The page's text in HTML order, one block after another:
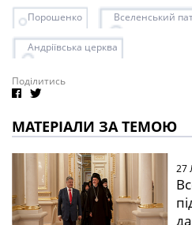
Порошенко
Вселенський
Андріївська церква
Поділитись
МАТЕРІАЛИ ЗА ТЕМОЮ
27